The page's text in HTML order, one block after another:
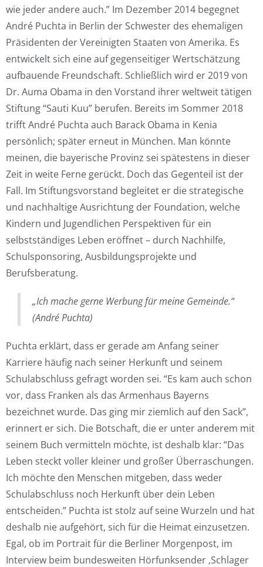
wie jeder andere auch.” Im Dezember 2014 begegnet
André Puchta in Berlin der Schwester des ehemaligen
Präsidenten der Vereinigten Staaten von Amerika. Es
entwickelt sich eine auf gegenseitiger Wertschätzung
aufbauende Freundschaft. Schließlich wird er 2019 von
Dr. Auma Obama in den Vorstand ihrer weltweit tätigen
Stiftung “Sauti Kuu” berufen. Bereits im Sommer 2018
trifft André Puchta auch Barack Obama in Kenia
persönlich; später erneut in München. Man könnte
meinen, die bayerische Provinz sei spätestens in dieser
Zeit in weite Ferne gerückt. Doch das Gegenteil ist der
Fall. Im Stiftungsvorstand begleitet er die strategische
und nachhaltige Ausrichtung der Foundation, welche
Kindern und Jugendlichen Perspektiven für ein
selbstständiges Leben eröffnet – durch Nachhilfe,
Schulsponsoring, Ausbildungsprojekte und
Berufsberatung.
„Ich mache gerne Werbung für meine Gemeinde.“
(André Puchta)
Puchta erklärt, dass er gerade am Anfang seiner
Karriere häufig nach seiner Herkunft und seinem
Schulabschluss gefragt worden sei. “Es kam auch schon
vor, dass Franken als das Armenhaus Bayerns
bezeichnet wurde. Das ging mir ziemlich auf den Sack”,
erinnert er sich. Die Botschaft, die er unter anderem mit
seinem Buch vermitteln möchte, ist deshalb klar: “Das
Leben steckt voller kleiner und großer Überraschungen.
Ich möchte den Menschen mitgeben, dass weder
Schulabschluss noch Herkunft über dein Leben
entscheiden.” Puchta ist stolz auf seine Wurzeln und hat
deshalb nie aufgehört, sich für die Heimat einzusetzen.
Egal, ob im Portrait für die Berliner Morgenpost, im
Interview beim bundesweiten Hörfunksender ‚Schlager